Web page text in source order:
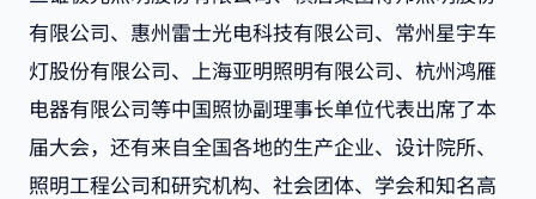
有限公司、惠州雷士光电科技有限公司、常州星宇车
灯股份有限公司、上海亚明照明有限公司、杭州鸿雁
电器有限公司等中国照协副理事长单位代表出席了本
届大会，还有来自全国各地的生产企业、设计院所、
照明工程公司和研究机构、社会团体、学会和知名高